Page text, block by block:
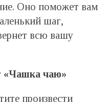
Оно поможет вам
шаг,
всю вашу
«Чашка чаю»
произвести